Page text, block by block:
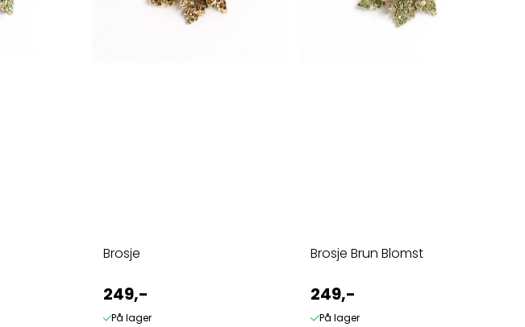
Brosje
249,-
På lager
Brosje Brun Blomst
249,-
På lager